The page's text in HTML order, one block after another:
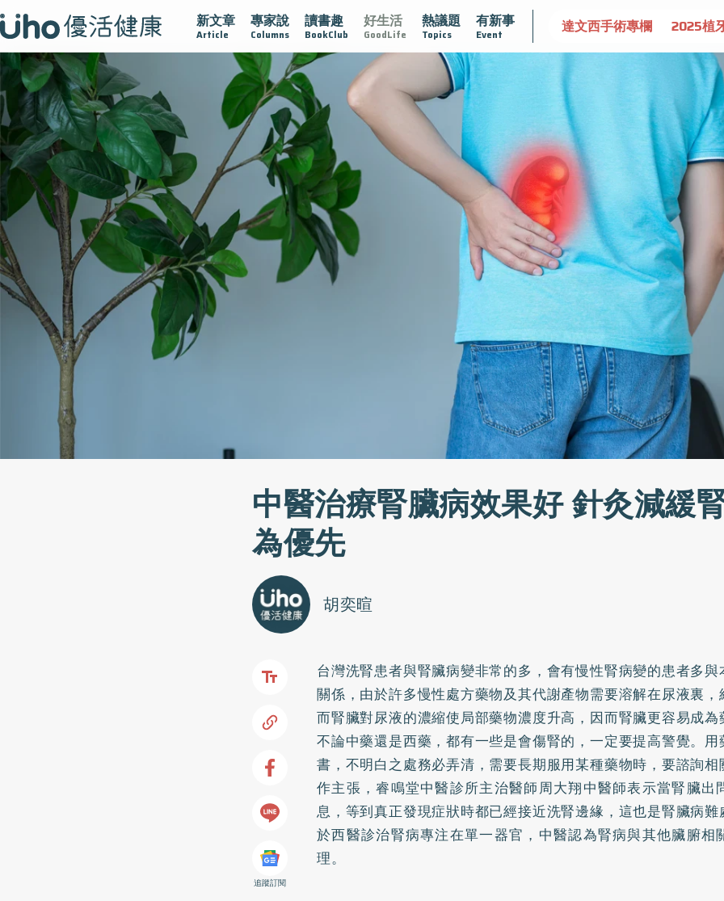
新文章
Article
專家說
Columns
讀書趣
BookClub
好生活
GoodLife
熱議題
Topics
有新事
Event
在 疫情保衛戰 再生醫學 愛的未來視 認識攝護腺肥大 守護骨骼健康 達文西手術專欄 2025植牙指南 漸
中醫治療腎臟病效果好 針灸減緩
為優先
胡奕暄
追蹤訂閱
台灣洗腎患者與腎臟病變非常的多，會有慢性腎病變的患者多
關係，由於許多慢性處方藥物及其代謝產物需要溶解在尿液裏
而腎臟對尿液的濃縮使局部藥物濃度升高，因而腎臟更容易成
不論中藥還是西藥，都有一些是會傷腎的，一定要提高警覺。
書，不明白之處務必弄清，需要長期服用某種藥物時，要諮詢
作主張，睿鳴堂中醫診所主治醫師周大翔中醫師表示當腎臟出
息，等到真正發現症狀時都已經接近洗腎邊緣，這也是腎臟病
於西醫診治腎病專注在單一器官，中醫認為腎病與其他臟腑相
理。